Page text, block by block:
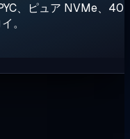
、ピュア NVMe、40
。